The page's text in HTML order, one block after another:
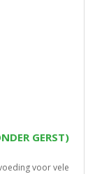
GERST)
voor vele